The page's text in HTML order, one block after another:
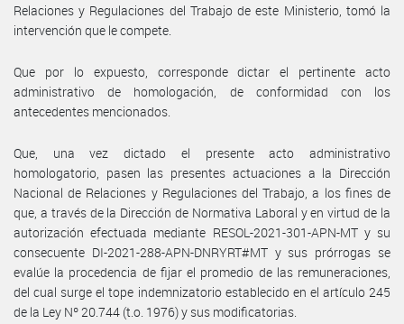
Relaciones y Regulaciones del Trabajo de este Ministerio, tomó la
intervención que le compete.
Que por lo expuesto, corresponde dictar el pertinente acto
administrativo de homologación, de conformidad con los
antecedentes mencionados.
Que, una vez dictado el presente acto administrativo
homologatorio, pasen las presentes actuaciones a la Dirección
Nacional de Relaciones y Regulaciones del Trabajo, a los fines de
que, a través de la Dirección de Normativa Laboral y en virtud de la
autorización efectuada mediante RESOL-2021-301-APN-MT y su
consecuente DI-2021-288-APN-DNRYRT#MT y sus prórrogas se
evalúe la procedencia de fijar el promedio de las remuneraciones,
del cual surge el tope indemnizatorio establecido en el artículo 245
de la Ley Nº 20.744 (t.o. 1976) y sus modificatorias.